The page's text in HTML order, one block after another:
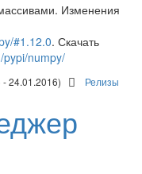
Изменения
#1.12.0. Скачать
pypi/numpy/
- 24.01.2016) Релизы